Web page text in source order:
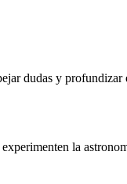
dudas y profundizar
la